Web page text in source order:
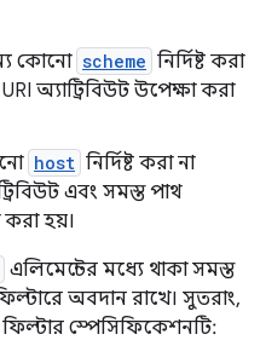
কোনো scheme নির্দিষ্ট করা
অ্যাট্রিবিউট উপেক্ষা করা
host নির্দিষ্ট করা না
এবং সমস্ত পাথ
করা হয়।
এলিমেন্টের মধ্যে থাকা সমস্ত
অবদান রাখে। সুতরাং,
স্পেসিফিকেশনটি: